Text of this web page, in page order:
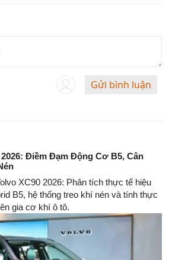
Gửi bình luận
Điềm Đạm Động Cơ B5, Cân
XC90 2026: Phân tích thực tế hiệu
B5, hệ thống treo khí nén và tính thực
gia cơ khí ô tô.